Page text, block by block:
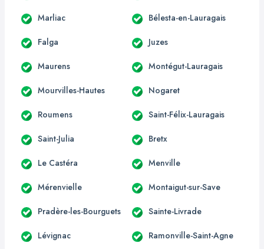
Marliac Bélesta-en-Lauragais
Falga Juzes
Maurens Montégut-Lauragais
Mourvilles-Hautes Nogaret
Roumens Saint-Félix-Lauragais
Saint-Julia Bretx
Le Castéra Menville
Mérenvielle Montaigut-sur-Save
Pradère-les-Bourguets Sainte-Livrade
Lévignac Ramonville-Saint-Agne